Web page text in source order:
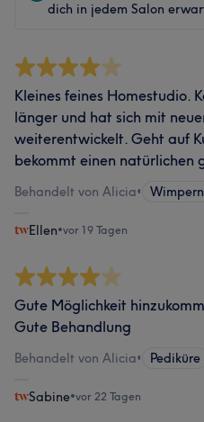
dich in jedem Salon
Kleines feines Homestudio.
länger und hat sich mit
weiterentwickelt. Geht auf
bekommt einen natürlichen
Behandelt von Alicia•
Ellen•vor 19 Tagen
Gute Möglichkeit
Gute Behandlung
Behandelt von Alicia• Pediküre
Sabine•vor 22 Tagen